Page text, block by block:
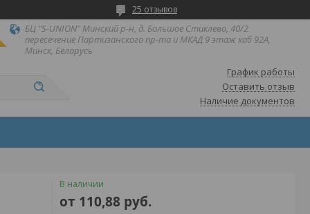
25 отзывов
БЦ "S-UNION" Минский р-н, д. Большое Стиклево, 40/2
пересечение Партизанского пр-та и МКАД 9 этаж каб 92А,
Минск, Беларусь
График работы
Оставить отзыв
Наличие документов
В наличии
от 110,88 руб.